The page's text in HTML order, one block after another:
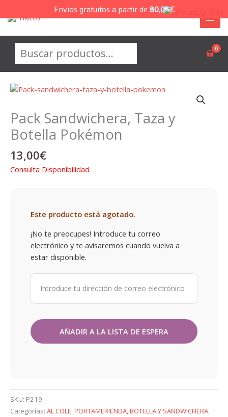
al
Buscar
Pack Sandwichera, Taza y
Botella Pokémon
13,00€
Consulta Disponibilidad
Este producto está agotado.
¡No te preocupes! Introduce tu correo
electrónico y te avisaremos cuando vuelva a
estar disponible.
SKU: P219
Categorías: AL COLE,PORTAMERIENDA, BOTELLA Y SANDWICHERA,
Envios gratuitos a partir de 80,00€